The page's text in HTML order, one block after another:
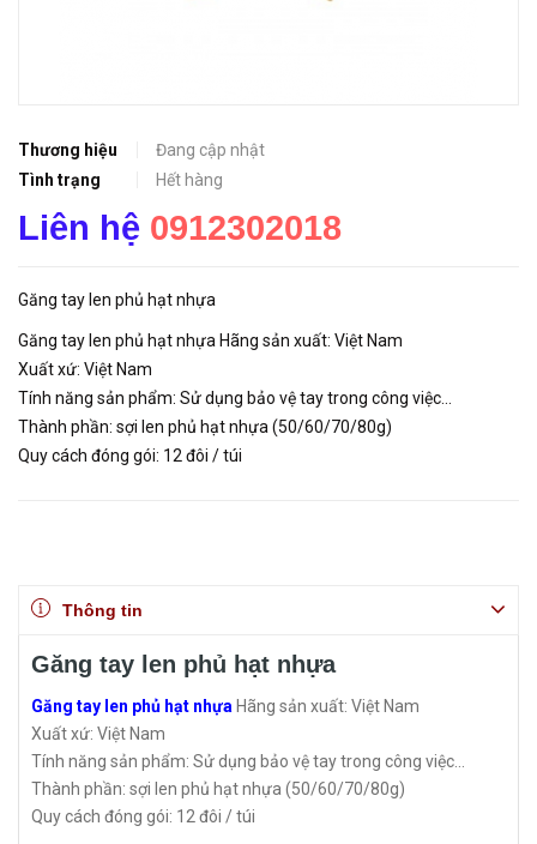
Thương hiệu
Đang cập nhật
Tình trạng
Hết hàng
Liên hệ 0912302018
Găng tay len phủ hạt nhựa
Găng tay len phủ hạt nhựa Hãng sản xuất: Việt Nam
Xuất xứ: Việt Nam
Tính năng sản phẩm: Sử dụng bảo vệ tay trong công việc...
Thành phần: sợi len phủ hạt nhựa (50/60/70/80g)
Quy cách đóng gói: 12 đôi / túi
Thông tin
Găng tay len phủ hạt nhựa
Găng tay len phủ hạt nhựa Hãng sản xuất: Việt Nam
Xuất xứ: Việt Nam
Tính năng sản phẩm: Sử dụng bảo vệ tay trong công việc...
Thành phần: sợi len phủ hạt nhựa (50/60/70/80g)
Quy cách đóng gói: 12 đôi / túi